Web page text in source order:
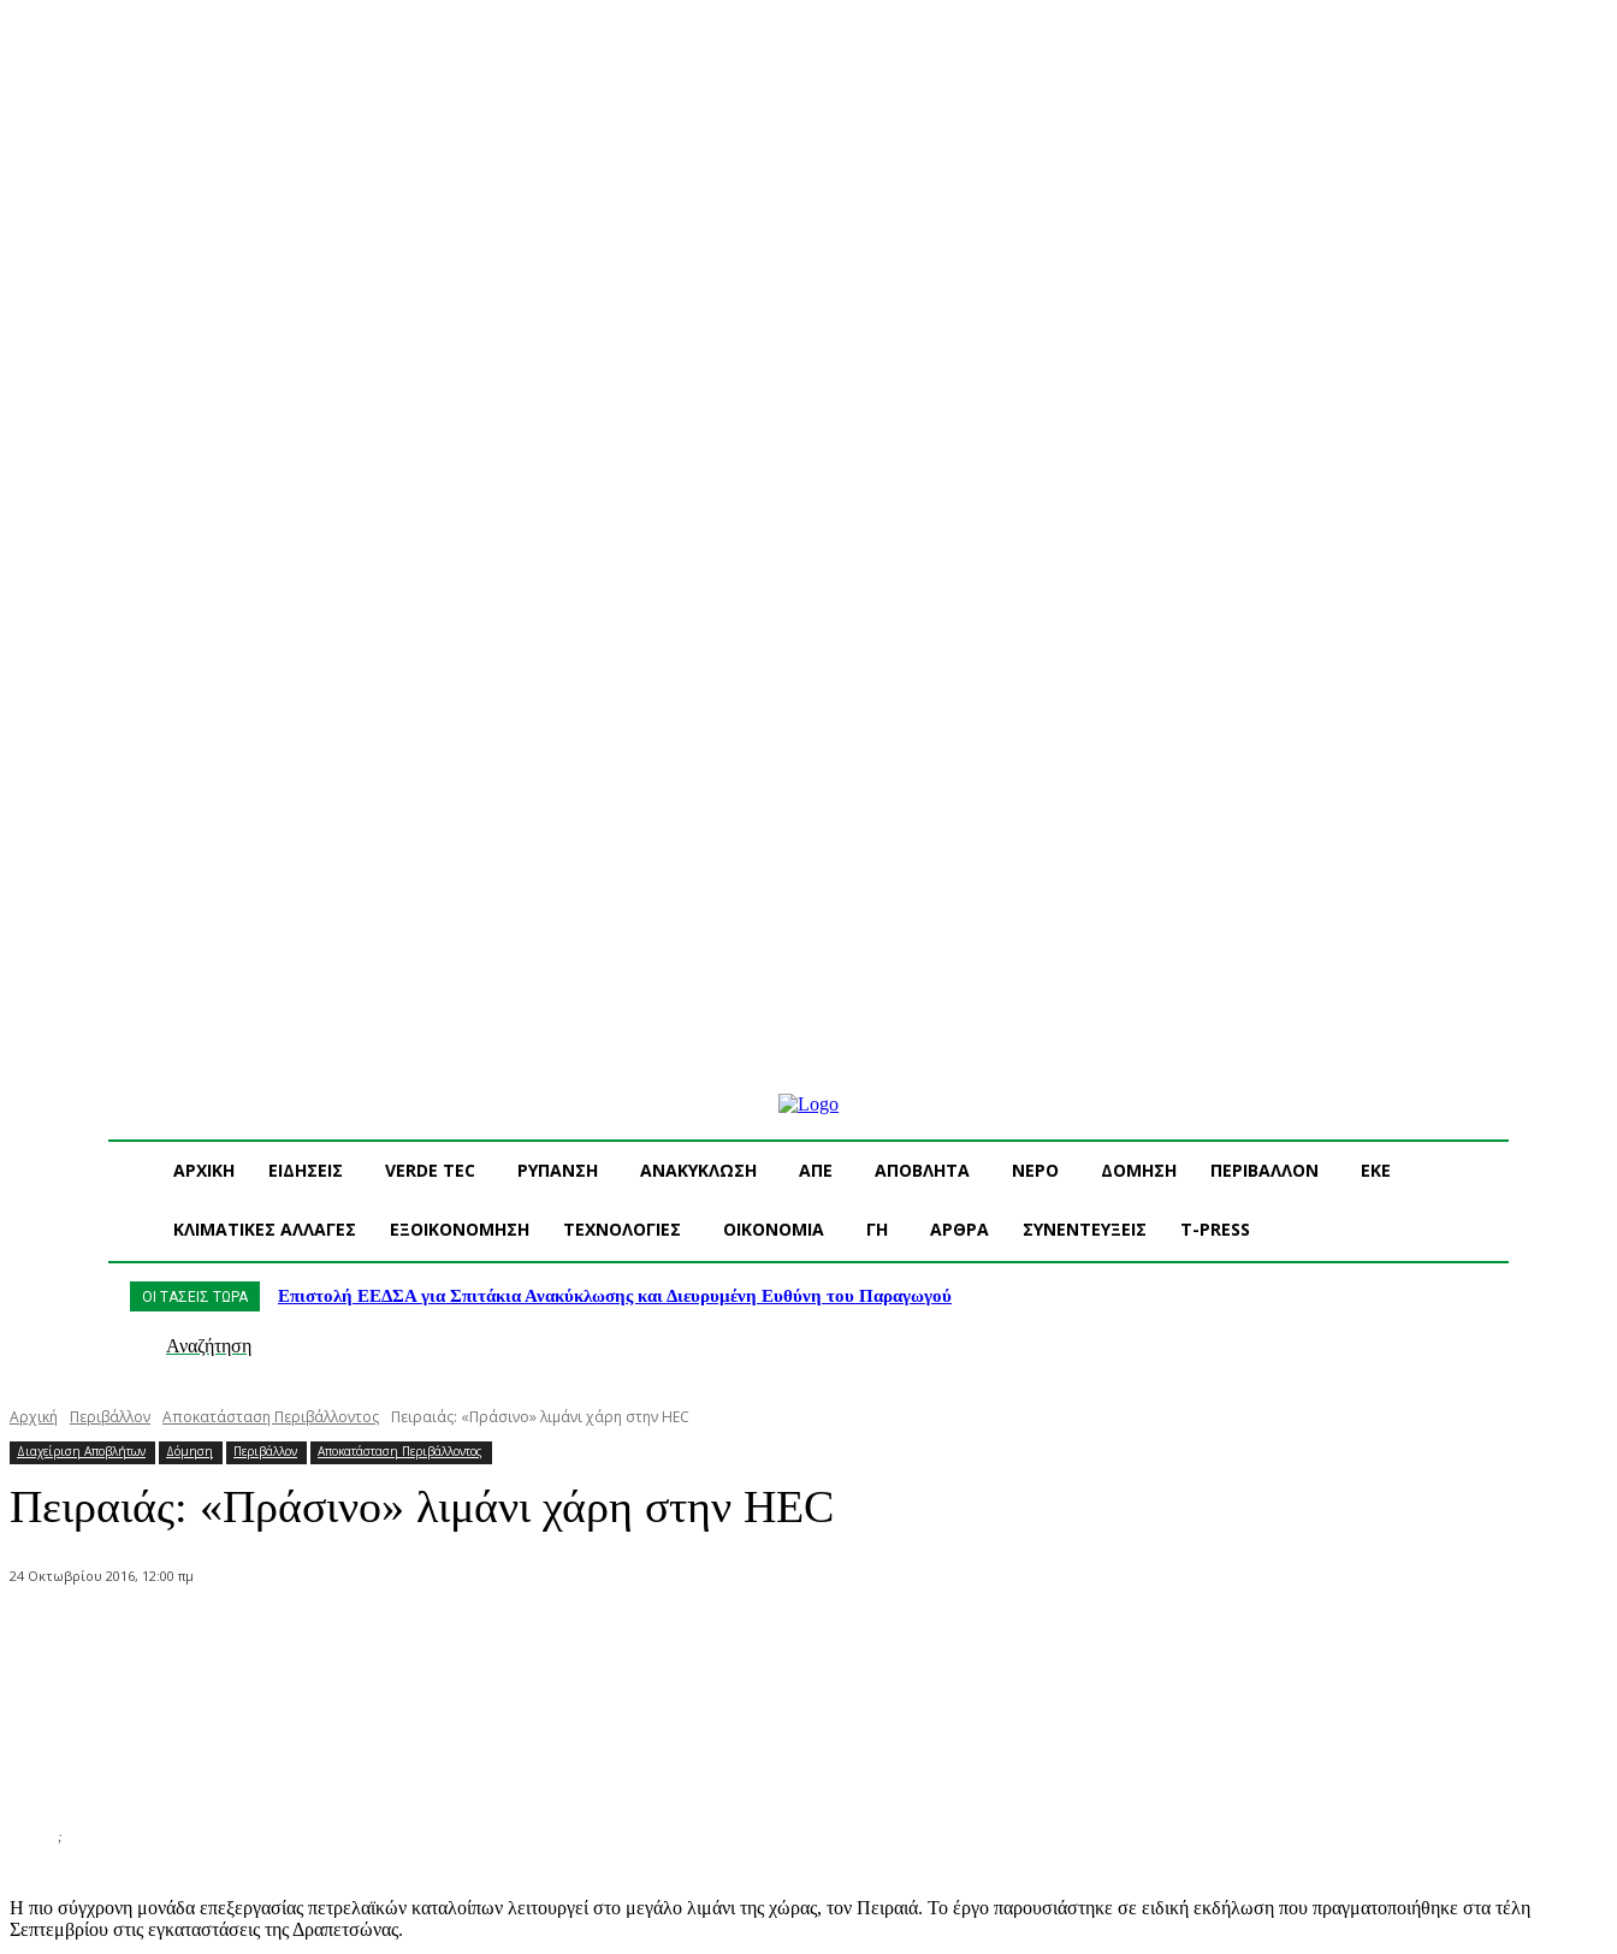
ΑΡΧΙΚΗ ΕΙΔΗΣΕΙΣ VERDE TEC ΡΥΠΑΝΣΗ ΑΝΑΚΥΚΛΩΣΗ ΑΠΕ ΑΠΟΒΛΗΤΑ ΝΕΡΟ ΔΟΜΗΣΗ ΠΕΡΙΒΑΛΛΟΝ ΕΚΕ
ΚΛΙΜΑΤΙΚΕΣ ΑΛΛΑΓΕΣ ΕΞΟΙΚΟΝΟΜΗΣΗ ΤΕΧΝΟΛΟΓΙΕΣ OIKONOMIA ΓΗ ΑΡΘΡΑ ΣΥΝΕΝΤΕΥΞΕΙΣ T-PRESS
ΟΙ ΤΑΣΕΙΣ ΤΩΡΑ Επιστολή ΕΕΔΣΑ για Σπιτάκια Ανακύκλωσης και Διευρυμένη Ευθύνη του Παραγωγού
Αναζήτηση
Αρχική Περιβάλλον Αποκατάσταση Περιβάλλοντος Πειραιάς: «Πράσινο» λιμάνι χάρη στην HEC
Διαχείριση Αποβλήτων Δόμηση Περιβάλλον Αποκατάσταση Περιβάλλοντος
Πειραιάς: «Πράσινο» λιμάνι χάρη στην HEC
24 Οκτωβρίου 2016, 12:00 πμ
;
Η πιο σύγχρονη μονάδα επεξεργασίας πετρελαϊκών καταλοίπων λειτουργεί στο μεγάλο λιμάνι της χώρας, τον Πειραιά. Το έργο παρουσιάστηκε σε ειδική εκδήλωση που πραγματοποιήθηκε στα τέλη
Σεπτεμβρίου στις εγκαταστάσεις της Δραπετσώνας.